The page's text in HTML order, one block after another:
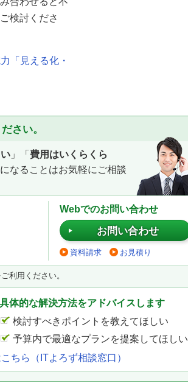
検討くださ
「見える化・
さい。
」「 費用はいくらくら
なることはお気軽にご相談
Webでのお問い合わせ
お問い合わせ
資料請求 お見積り
利用ください。
体的な解決方法をアドバイスします
検討すべきポイントを教えてほしい
予算内で最適なプランを提案してほしい
ちら（ITよろず相談窓口）